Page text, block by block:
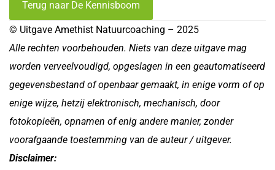
Terug naar De Kennisboom
© Uitgave Amethist Natuurcoaching – 2025
Alle rechten voorbehouden. Niets van deze uitgave mag
worden verveelvoudigd, opgeslagen in een geautomatiseerd
gegevensbestand of openbaar gemaakt, in enige vorm of op
enige wijze, hetzij elektronisch, mechanisch, door
fotokopieën, opnamen of enig andere manier, zonder
voorafgaande toestemming van de auteur / uitgever.
Disclaimer: